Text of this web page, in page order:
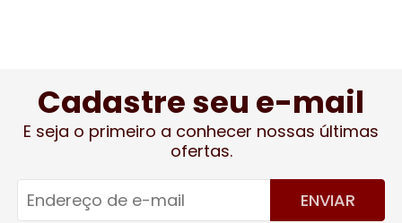
Cadastre seu e-mail
E seja o primeiro a conhecer nossas últimas
ofertas.
ENVIAR